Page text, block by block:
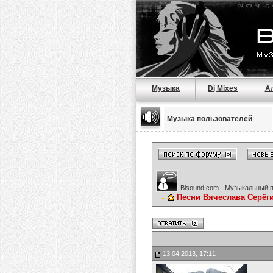
Музыка Dj Mixes
Музыка пользователей
Bisound.com - Музыкальный
Песни Вячеслава
13.04.2013, 17:11